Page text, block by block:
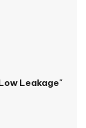
Leakage"